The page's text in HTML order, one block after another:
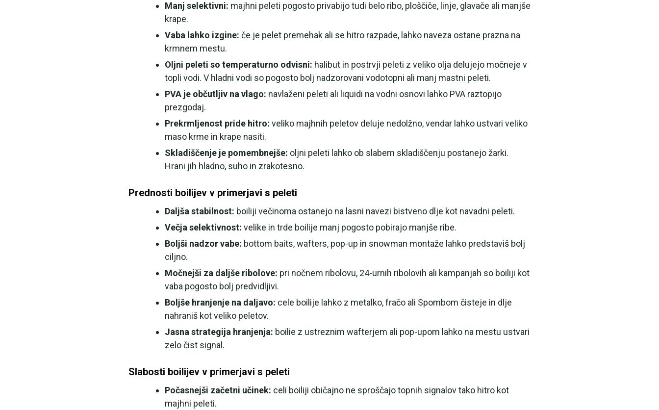
Manj selektivni: majhni peleti pogosto privabijo tudi belo ribo, ploščiče, linje, glavače ali manjše
krape.
Vaba lahko izgine: če je pelet premehak ali se hitro razpade, lahko naveza ostane prazna na
krmnem mestu.
Oljni peleti so temperaturno odvisni: halibut in postrvji peleti z veliko olja delujejo močneje v
topli vodi. V hladni vodi so pogosto bolj nadzorovani vodotopni ali manj mastni peleti.
PVA je občutljiv na vlago: navlaženi peleti ali liquidi na vodni osnovi lahko PVA raztopijo
prezgodaj.
Prekrmljenost pride hitro: veliko majhnih peletov deluje nedolžno, vendar lahko ustvari veliko
maso krme in krape nasiti.
Skladiščenje je pomembnejše: oljni peleti lahko ob slabem skladiščenju postanejo žarki.
Hrani jih hladno, suho in zrakotesno.
Prednosti boilijev v primerjavi s peleti
Daljša stabilnost: boiliji večinoma ostanejo na lasni navezi bistveno dlje kot navadni peleti.
Večja selektivnost: velike in trde boilije manj pogosto pobirajo manjše ribe.
Boljši nadzor vabe: bottom baits, wafters, pop-up in snowman montaže lahko predstaviš bolj
ciljno.
Močnejši za daljše ribolove: pri nočnem ribolovu, 24-urnih ribolovih ali kampanjah so boiliji kot
vaba pogosto bolj predvidljivi.
Boljše hranjenje na daljavo: cele boilije lahko z metalko, fračo ali Spombom čisteje in dlje
nahraniš kot veliko peletov.
Jasna strategija hranjenja: boilie z ustreznim wafterjem ali pop-upom lahko na mestu ustvari
zelo čist signal.
Slabosti boilijev v primerjavi s peleti
Počasnejši začetni učinek: celi boiliji običajno ne sproščajo topnih signalov tako hitro kot
majhni peleti.